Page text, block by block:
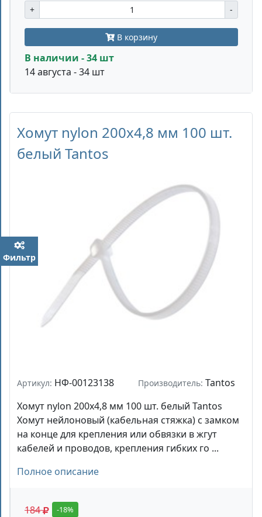
+ -
В корзину
В наличии - 34 шт
14 августа - 34 шт
Хомут nylon 200x4,8 мм 100 шт.
белый Tantos
Артикул: НФ-00123138 Производитель: Tantos
Хомут nylon 200x4,8 мм 100 шт. белый Tantos
Хомут нейлоновый (кабельная стяжка) с замком
на конце для крепления или обвязки в жгут
кабелей и проводов, крепления гибких го ...
Полное описание
184 -18%
Фильтр